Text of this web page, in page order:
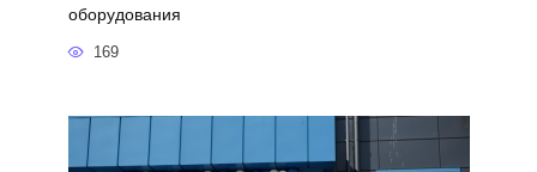
оборудования
169